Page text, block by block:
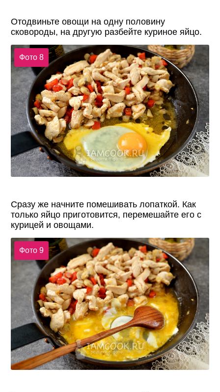
Отодвиньте овощи на одну половину
сковороды, на другую разбейте куриное яйцо.
Фото 8
Сразу же начните помешивать лопаткой. Как
только яйцо приготовится, перемешайте его с
курицей и овощами.
Фото 9